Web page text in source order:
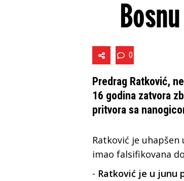
0
Predrag Ratković,
16 godina zatvora
pritvora sa
Ratković je
imao falsifikovana
- Ratković je u junu